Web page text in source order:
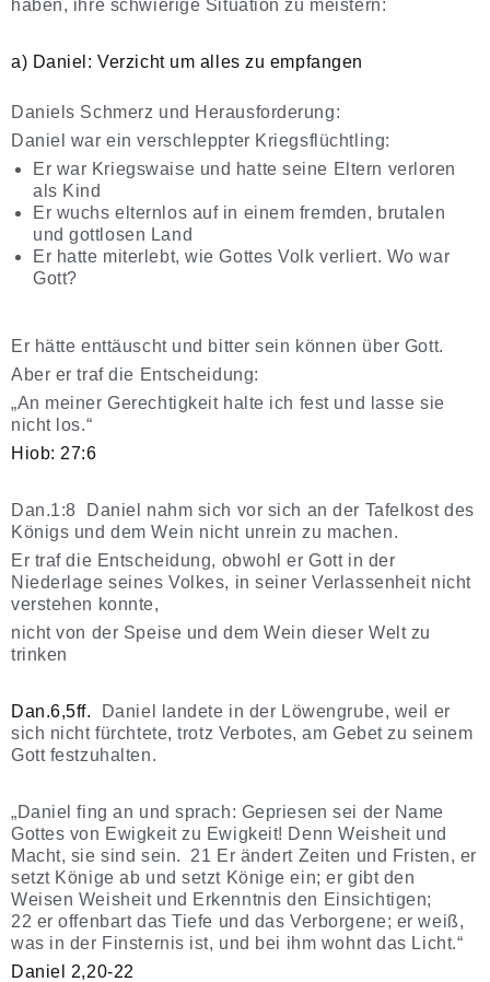
haben, ihre schwierige Situation zu meistern:
a) Daniel: Verzicht um alles zu empfangen
Daniels Schmerz und Herausforderung:
Daniel war ein verschleppter Kriegsflüchtling:
Er war Kriegswaise und hatte seine Eltern verloren
als Kind
Er wuchs elternlos auf in einem fremden, brutalen
und gottlosen Land
Er hatte miterlebt, wie Gottes Volk verliert. Wo war
Gott?
Er hätte enttäuscht und bitter sein können über Gott.
Aber er traf die Entscheidung:
„An meiner Gerechtigkeit halte ich fest und lasse sie
nicht los.“
Hiob: 27:6
Dan.1:8 Daniel nahm sich vor sich an der Tafelkost des
Königs und dem Wein nicht unrein zu machen.
Er traf die Entscheidung, obwohl er Gott in der
Niederlage seines Volkes, in seiner Verlassenheit nicht
verstehen konnte,
nicht von der Speise und dem Wein dieser Welt zu
trinken
Dan.6,5ff. Daniel landete in der Löwengrube, weil er
sich nicht fürchtete, trotz Verbotes, am Gebet zu seinem
Gott festzuhalten.
„Daniel fing an und sprach: Gepriesen sei der Name
Gottes von Ewigkeit zu Ewigkeit! Denn Weisheit und
Macht, sie sind sein. 21 Er ändert Zeiten und Fristen, er
setzt Könige ab und setzt Könige ein; er gibt den
Weisen Weisheit und Erkenntnis den Einsichtigen;
22 er offenbart das Tiefe und das Verborgene; er weiß,
was in der Finsternis ist, und bei ihm wohnt das Licht.“
Daniel 2,20-22